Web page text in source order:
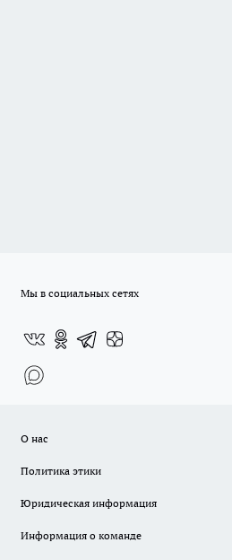
Мы в социальных сетях
О нас
Политика этики
Юридическая информация
Информация о команде